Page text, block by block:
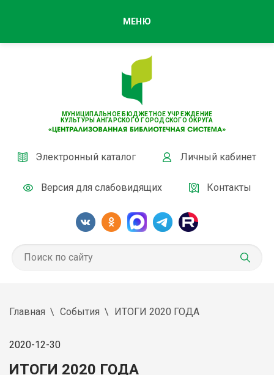
МУНИЦИПАЛЬНОЕ БЮДЖЕТНОЕ УЧРЕЖДЕНИЕ
КУЛЬТУРЫ АНГАРСКОГО ГОРОДСКОГО ОКРУГА
Электронный каталог Личный кабинет
Версия для слабовидящих Контакты
МЕНЮ
Главная События ИТОГИ 2020 ГОДА
2020-12-30
ИТОГИ 2020 ГОДА